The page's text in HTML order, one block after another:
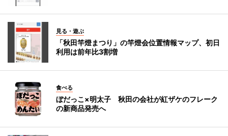
見る・遊ぶ
「秋田竿燈まつり」の竿燈会位置情報マップ、初日
利用は前年比3割増
食べる
ぼだっこ×明太子 秋田の会社が紅ザケのフレーク
の新商品発売へ